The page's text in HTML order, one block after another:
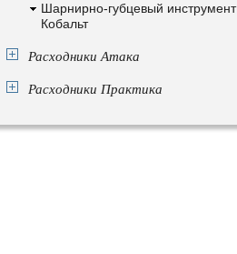
Шарнирно-губцевый инструмент
Кобальт
Расходники Атака
Расходники Практика